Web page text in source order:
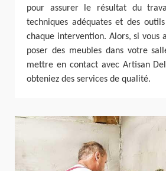
pour assurer le résultat du
techniques adéquates et des
chaque intervention. Alors, si vous
poser des meubles dans votre
mettre en contact avec Artisan
obteniez des services de qualité.